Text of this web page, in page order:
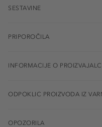
SESTAVINE
PRIPOROČILA
INFORMACIJE O
ODPOKLIC PROIZVODA IZ
OPOZORILA